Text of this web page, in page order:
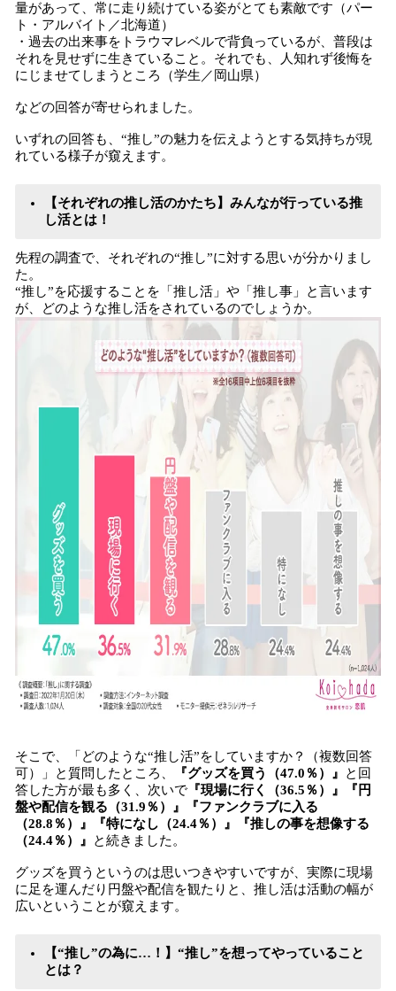
量があって、常に走り続けている姿がとても素敵です（パー
ト・アルバイト／北海道）
・過去の出来事をトラウマレベルで背負っているが、普段は
それを見せずに生きていること。それでも、人知れず後悔を
にじませてしまうところ（学生／岡山県）
などの回答が寄せられました。
いずれの回答も、“推し”の魅力を伝えようとする気持ちが現
れている様子が窺えます。
【それぞれの推し活のかたち】みんなが行っている推
し活とは！
先程の調査で、それぞれの“推し”に対する思いが分かりまし
た。
“推し”を応援することを「推し活」や「推し事」と言います
が、どのような推し活をされているのでしょうか。
そこで、「どのような“推し活”をしていますか？（複数回答
可）」と質問したところ、
『グッズを買う（47.0％） 』
と回
答した方が最も多く、次いで 『現場に行く（36.5％） 』『 円
盤や配信を観る（31.9％）
』『ファンクラブに入る
（28.8％）
』『特になし（24.4％） 』『推しの事を想像する
（24.4％）
』 と続きました。
グッズを買うというのは思いつきやすいですが、実際に現場
に足を運んだり円盤や配信を観たりと、推し活は活動の幅が
広いということが窺えます。
【“推し”の為に…！】“推し”を想ってやっていること
とは？